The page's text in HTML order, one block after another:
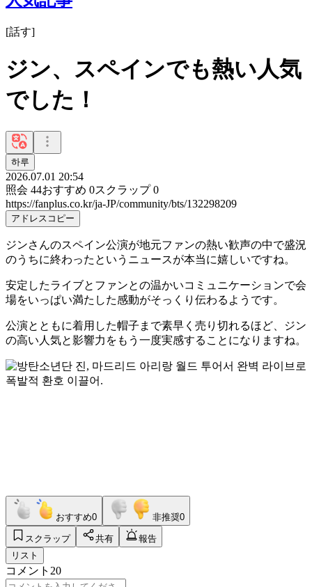
[話す]
ジン、スペインでも熱い人気
でした！
하루
2026.07.01 20:54
照会 44おすすめ 0スクラップ 0
https://fanplus.co.kr/ja-JP/community/bts/132298209
アドレスコピー
ジンさんのスペイン公演が地元ファンの熱い歓声の中で盛況
のうちに終わったというニュースが本当に嬉しいですね。
安定したライブとファンとの温かいコミュニケーションで会
場をいっぱい満たした感動がそっくり伝わるようです。
公演とともに着用した帽子まで素早く売り切れるほど、ジン
の高い人気と影響力をもう一度実感することになりますね。
おすすめ0 非推奨0
スクラップ 共有
報告
リスト
コメント 20